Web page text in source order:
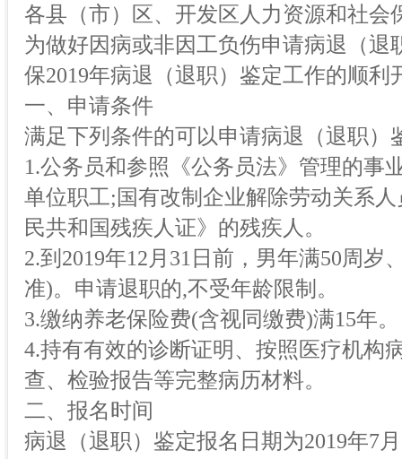
各县（市）区、开发区人力资源和社会
为做好因病或非因工负伤申请病退（
保2019年病退（退职）鉴定工作的顺
一、申请条件
满足下列条件的可以申请病退（退职）
1.公务员和参照《公务员法》管理的事
单位职工;国有改制企业解除劳动关系
民共和国残疾人证》的残疾人。
2.到2019年12月31日前，男年满50周
准)。申请退职的,不受年龄限制。
3.缴纳养老保险费(含视同缴费)满15年。
4.持有有效的诊断证明、按照医疗机构
查、检验报告等完整病历材料。
二、报名时间
病退（退职）鉴定报名日期为2019年7